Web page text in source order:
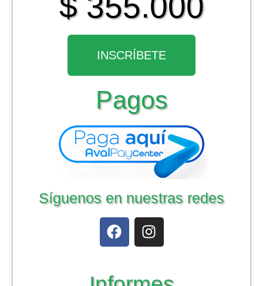
INSCRÍBETE
Pagos
Síguenos en nuestras redes